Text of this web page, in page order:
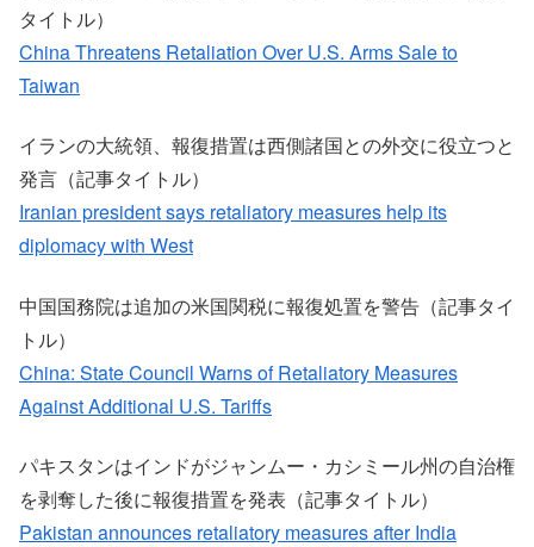
タイトル）
China Threatens Retaliation Over U.S. Arms Sale to
Taiwan
イランの大統領、報復措置は西側諸国との外交に役立つと
発言（記事タイトル）
Iranian president says retaliatory measures help its
diplomacy with West
中国国務院は追加の米国関税に報復処置を警告（記事タイ
トル）
China: State Council Warns of Retaliatory Measures
Against Additional U.S. Tariffs
パキスタンはインドがジャンムー・カシミール州の自治権
を剥奪した後に報復措置を発表（記事タイトル）
Pakistan announces retaliatory measures after India